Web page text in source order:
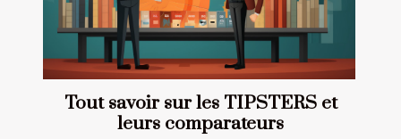
Tout savoir sur les TIPSTERS et
leurs comparateurs